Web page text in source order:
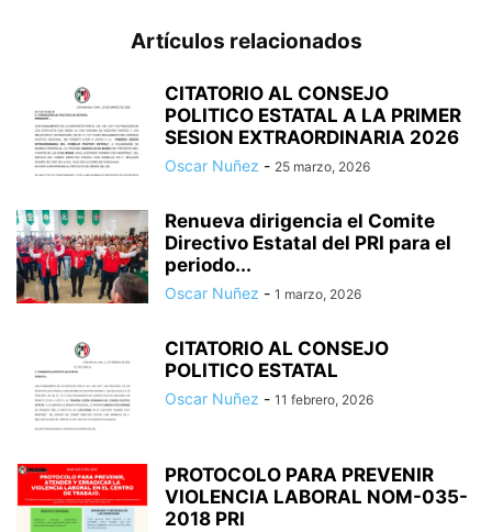
Artículos relacionados
CITATORIO AL CONSEJO
POLITICO ESTATAL A LA PRIMER
SESION EXTRAORDINARIA 2026
Oscar Nuñez - 25 marzo, 2026
Renueva dirigencia el Comite
Directivo Estatal del PRI para el
periodo...
Oscar Nuñez - 1 marzo, 2026
CITATORIO AL CONSEJO
POLITICO ESTATAL
Oscar Nuñez - 11 febrero, 2026
PROTOCOLO PARA PREVENIR
VIOLENCIA LABORAL NOM-035-
2018 PRI